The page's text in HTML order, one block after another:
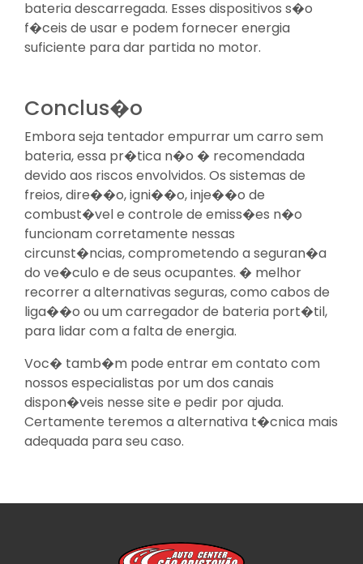
bateria descarregada. Esses dispositivos s�o
f�ceis de usar e podem fornecer energia
suficiente para dar partida no motor.
Conclus�o
Embora seja tentador empurrar um carro sem
bateria, essa pr�tica n�o � recomendada
devido aos riscos envolvidos. Os sistemas de
freios, dire��o, igni��o, inje��o de
combust�vel e controle de emiss�es n�o
funcionam corretamente nessas
circunst�ncias, comprometendo a seguran�a
do ve�culo e de seus ocupantes. � melhor
recorrer a alternativas seguras, como cabos de
liga��o ou um carregador de bateria port�til,
para lidar com a falta de energia.
Voc� tamb�m pode entrar em contato com
nossos especialistas por um dos canais
dispon�veis nesse site e pedir por ajuda.
Certamente teremos a alternativa t�cnica mais
adequada para seu caso.